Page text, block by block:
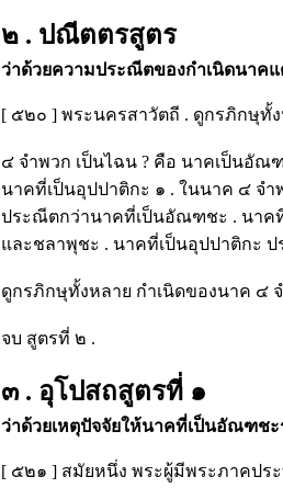
๒ . ปณีตตรสูตร
ว่าด้วยความประณีตของกำเนิดนาค
[ ๕๒๐ ] พระนครสาวัตถี . ดูกรภิกษุทั้
๔ จำพวก เป็นไฉน ? คือ นาคเป็นอัณ
นาคที่เป็นอุปปาติกะ ๑ . ในนาค ๔ จ
ประณีตกว่านาคที่เป็นอัณฑชะ . นาค
และชลาพุชะ . นาคที่เป็นอุปปาติกะ
ดูกรภิกษุทั้งหลาย กำเนิดของนาค ๔
จบ สูตรที่ ๒ .
๓ . อุโปสถสูตรที่ ๑
ว่าด้วยเหตุปัจจัยให้นาคที่เป็นอัณฑช
[ ๕๒๑ ] สมัยหนึ่ง พระผู้มีพระภาคปร